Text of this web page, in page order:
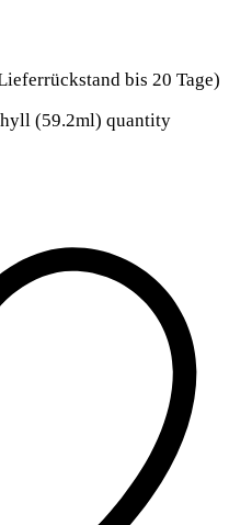
bis 20 Tage)
(59.2ml) quantity